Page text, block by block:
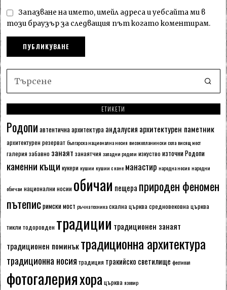
Запазване на името, имейл адреса и уебсайта ми в
този браузър за следващия път когато коментирам.
ЕТИКЕТИ
Родопи автентична архитектура андалусия архитектурен паметник
архитектурен резерват българска национална носия високопланински села висящ мост
галерия забавно занаят занаятчия западни родопи изкуство източни Родопи
каменни къщи кукери кушии кушии с коне манастир народна носия народни
обичаи национални носии обичаи пещера природен феномен
пътеписримски мост ръчна техника скална църквасредновековна църква
тикли тодоровден традиции традиционен занаят
традиционен поминъктрадиционна архитектура
традиционна носия традиция тракийско светилище фестивал
фотогалерияхорацърква язовир